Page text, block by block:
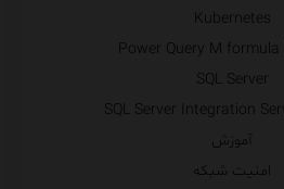
Kubernetes
Power Query M formula
SQL Server
SQL Server Integration
آموزش
امنیت شبکه